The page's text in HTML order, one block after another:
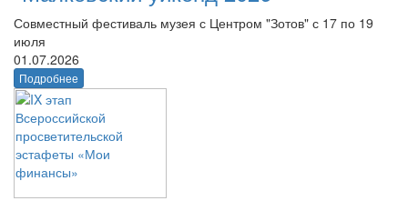
Совместный фестиваль музея с Центром "Зотов" с 17 по 19
июля
01.07.2026
Подробнее